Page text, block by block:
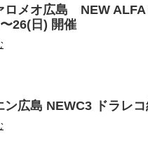
ロメオ広島 NEW
26(日) 開催
ン広島 NEWC3 ドラレ